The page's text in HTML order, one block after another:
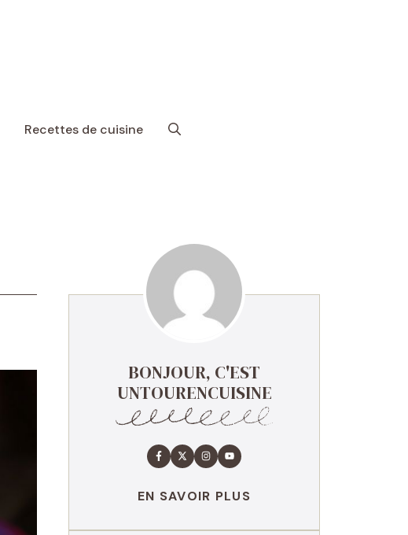
Recettes de cuisine
BONJOUR, C'EST
UNTOURENCUISINE
EN SAVOIR PLUS